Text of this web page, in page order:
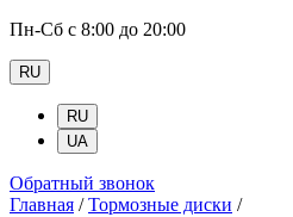
Пн-Сб с 8:00 до 20:00
RU
RU
UA
Обратный звонок
Главная / Тормозные диски /